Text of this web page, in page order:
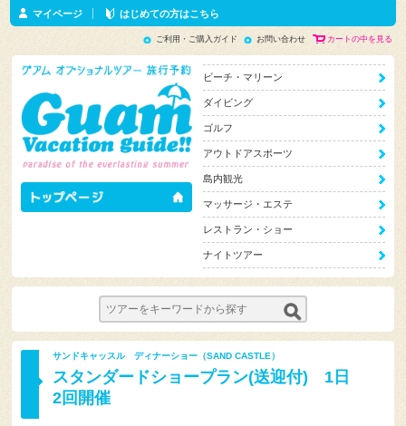
マイページ はじめての方はこちら
ご利用・ご購入ガイド お問い合わせ カートの中を見る
ビーチ・マリーン
ダイビング
ゴルフ
アウトドアスポーツ
島内観光
マッサージ・エステ
レストラン・ショー
ナイトツアー
サンドキャッスル ディナーショー（SAND CASTLE）
スタンダードショープラン(送迎付) 1日
2回開催